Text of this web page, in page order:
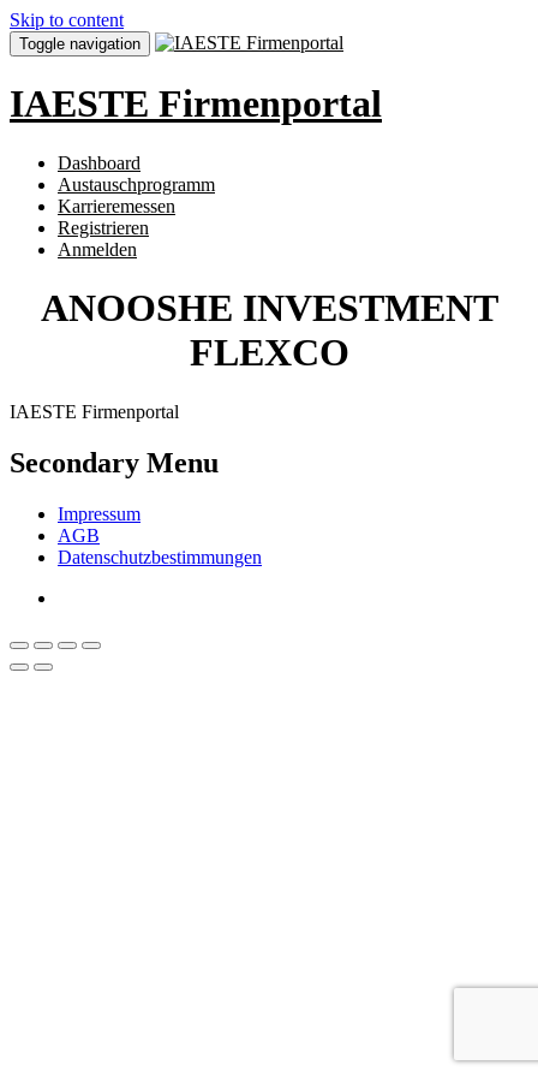
Skip to content
Toggle navigation
IAESTE Firmenportal
Dashboard
Austauschprogramm
Karrieremessen
Registrieren
Anmelden
ANOOSHE INVESTMENT
FLEXCO
IAESTE Firmenportal
Secondary Menu
Impressum
AGB
Datenschutzbestimmungen